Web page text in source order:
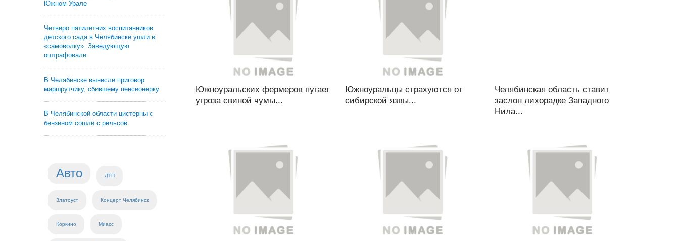
Южном Урале
Четверо пятилетних воспитанников
детского сада в Челябинске ушли в
«самоволку». Заведующую
оштрафовали
В Челябинске вынесли приговор
маршрутчику, сбившему пенсионерку
В Челябинской области цистерны с
бензином сошли с рельсов
Авто ДТП
Златоуст Концерт Челябинск
Коркино Миасс
Южноуральских фермеров пугает
угроза свиной чумы...
Южноуральцы страхуются от
сибирской язвы...
Челябинская область ставит
заслон лихорадке Западного
Нила...